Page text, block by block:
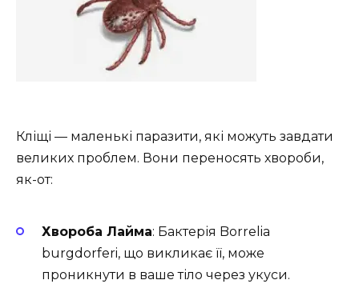
Кліщі — маленькі паразити, які можуть завдати
великих проблем. Вони переносять хвороби,
як-от:
Хвороба Лайма: Бактерія Borrelia
burgdorferi, що викликає її, може
проникнути в ваше тіло через укуси.